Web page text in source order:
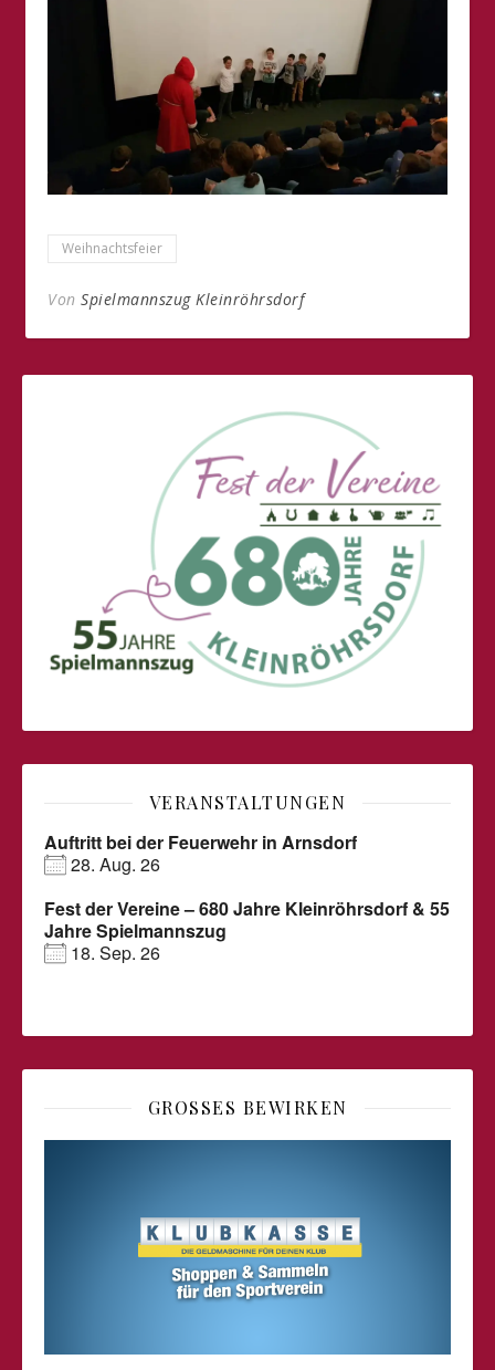
Weihnachtsfeier
Von Spielmannszug Kleinröhrsdorf
VERANSTALTUNGEN
Auftritt bei der Feuerwehr in Arnsdorf
28. Aug. 26
Fest der Vereine – 680 Jahre Kleinröhrsdorf & 55
Jahre Spielmannszug
18. Sep. 26
GROSSES BEWIRKEN